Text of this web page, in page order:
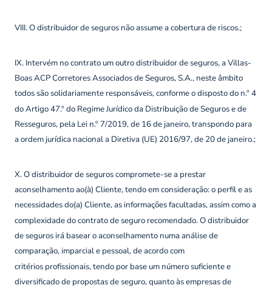
VIII. O distribuidor de seguros não assume a cobertura de riscos.;
IX. Intervém no contrato um outro distribuidor de seguros, a Villas-
Boas ACP Corretores Associados de Seguros, S.A., neste âmbito
todos são solidariamente responsáveis, conforme o disposto do n.º 4
do Artigo 47.º do Regime Jurídico da Distribuição de Seguros e de
Resseguros, pela Lei n.º 7/2019, de 16 de janeiro, transpondo para
a ordem jurídica nacional a Diretiva (UE) 2016/97, de 20 de janeiro.;
X. O distribuidor de seguros compromete-se a prestar
aconselhamento ao(à) Cliente, tendo em consideração: o perfil e as
necessidades do(a) Cliente, as informações facultadas, assim como a
complexidade do contrato de seguro recomendado. O distribuidor
de seguros irá basear o aconselhamento numa análise de
comparação, imparcial e pessoal, de acordo com
critérios profissionais, tendo por base um número suficiente e
diversificado de propostas de seguro, quanto às empresas de